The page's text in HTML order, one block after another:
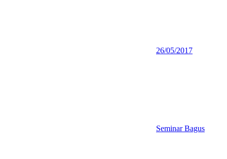
26/05/2017
Seminar Bagus